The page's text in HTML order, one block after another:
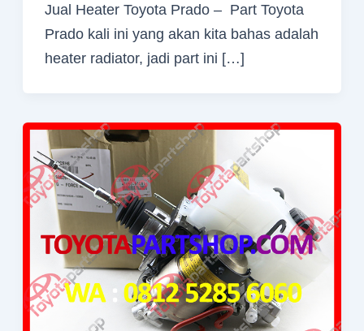
Jual Heater Toyota Prado – Part Toyota
Prado kali ini yang akan kita bahas adalah
heater radiator, jadi part ini […]